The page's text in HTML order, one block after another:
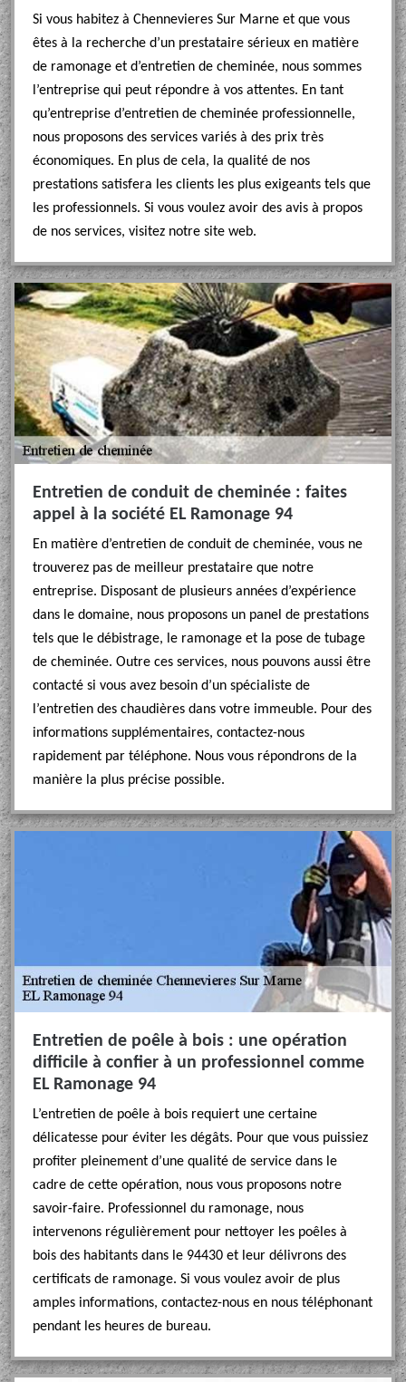
Si vous habitez à Chennevieres Sur Marne et que vous
êtes à la recherche d’un prestataire sérieux en matière
de ramonage et d’entretien de cheminée, nous sommes
l’entreprise qui peut répondre à vos attentes. En tant
qu’entreprise d’entretien de cheminée professionnelle,
nous proposons des services variés à des prix très
économiques. En plus de cela, la qualité de nos
prestations satisfera les clients les plus exigeants tels que
les professionnels. Si vous voulez avoir des avis à propos
de nos services, visitez notre site web.
Entretien de conduit de cheminée : faites
appel à la société EL Ramonage 94
En matière d’entretien de conduit de cheminée, vous ne
trouverez pas de meilleur prestataire que notre
entreprise. Disposant de plusieurs années d’expérience
dans le domaine, nous proposons un panel de prestations
tels que le débistrage, le ramonage et la pose de tubage
de cheminée. Outre ces services, nous pouvons aussi être
contacté si vous avez besoin d’un spécialiste de
l’entretien des chaudières dans votre immeuble. Pour des
informations supplémentaires, contactez-nous
rapidement par téléphone. Nous vous répondrons de la
manière la plus précise possible.
Entretien de poêle à bois : une opération
difficile à confier à un professionnel comme
EL Ramonage 94
L’entretien de poêle à bois requiert une certaine
délicatesse pour éviter les dégâts. Pour que vous puissiez
profiter pleinement d’une qualité de service dans le
cadre de cette opération, nous vous proposons notre
savoir-faire. Professionnel du ramonage, nous
intervenons régulièrement pour nettoyer les poêles à
bois des habitants dans le 94430 et leur délivrons des
certificats de ramonage. Si vous voulez avoir de plus
amples informations, contactez-nous en nous téléphonant
pendant les heures de bureau.